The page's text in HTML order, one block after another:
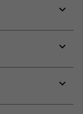
or
or
or